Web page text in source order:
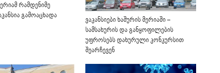
რამდენიმე
გამოაცხადა
ვაკანსიები ხაშურის მერიაში –
სამსახურის და განყოფილების
უფროსებს დახურული კონკურსით
შეარჩევენ